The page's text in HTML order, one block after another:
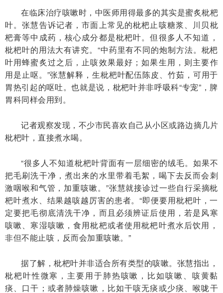
在临床治疗咳嗽时，中医师用得最多的其实是蜜炙枇杷
叶。张慧告诉记者，市面上常见的枇杷止咳糖浆、川贝枇
杷膏等中成药，核心成分都是枇杷叶。但很多人不知道，
枇杷叶的用法大有讲究。“中药里有不同的炮制方法。枇杷
叶用蜂蜜炙过之后，止咳效果最好；如果生用，则主要作
用是止呕。”张慧解释，生枇杷叶配伍陈皮、竹茹，可用于
胃热引起的呕吐。也就是说，枇杷叶并非呼吸科“专宠”，脾
胃科同样会用到。
记者观察发现，不少市民喜欢自己从小区或路边摘几片
枇杷叶，直接煮水喝。
“很多人不知道枇杷叶背面有一层细密的绒毛。如果不
把毛刷洗干净，煮出来的水里带着毛絮，喝下去反而会刺
激咽喉和气管，加重咳嗽。”张慧就接诊过一些自行采摘枇
杷叶煮水、结果越咳越厉害的患者。“即便要用枇杷叶，一
定要把毛彻底清洗干净，而且必须辨证后使用，若是风寒
咳嗽、寒湿咳嗽，食用枇杷或者使用枇杷叶煮水后饮用，
非但不能止咳，反而会加重咳嗽。”
据了解，枇杷叶并非适合所有类型的咳嗽。张慧指出，
枇杷叶性微寒，主要用于肺热咳嗽，比如咳嗽、咳黄黏
痰、口干；或者肺燥咳嗽，比如干咳无痰或少痰、喉咙干